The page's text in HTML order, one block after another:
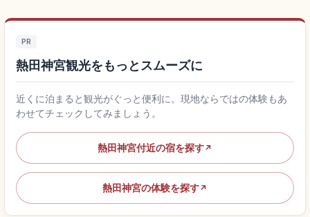
PR
熱田神宮観光をもっとスムーズに
近くに泊まると観光がぐっと便利に。現地ならではの体験もあ
わせてチェックしてみましょう。
熱田神宮付近の宿を探す↗
熱田神宮の体験を探す↗